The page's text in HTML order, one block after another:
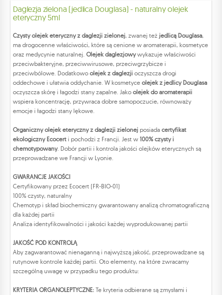
Daglezja zielona (jedlica Douglasa) - naturalny olejek
eteryczny 5ml
Czysty olejek eteryczny z daglezji zielonej, zwanej też jedlicą Douglasa,
ma drogocenne właściwości, które są cenione w aromaterapii, kosmetyce
oraz medycynie naturalnej. Olejek daglezjowywykazuje właściwości
przeciwbakteryjne, przeciwwirusowe, przeciwgrzybicze i
przeciwbólowe. Dodatkowo olejek z daglezji oczyszcza drogi
oddechowe i ułatwia oddychanie. W kosmetyce olejek z jedlicy Douglasa
oczyszcza skórę i łagodzi stany zapalne. Jako olejek do aromaterapii
wspiera koncentrację, przywraca dobre samopoczucie, równoważy
emocje i łagodzi stany lękowe.
Organiczny olejek eteryczny z daglezji zielonej posiada certyfikat
ekologiczny Ecocert i pochodzi z Francji. Jest w 100% czysty i
chemotypowany. Dobór partii i kontrola jakości olejków eterycznych są
przeprowadzane we Francji w Lyonie.
GWARANCJE JAKOŚCI
Certyfikowany przez Ecocert (FR-BIO-01)
100% czysty, naturalny
Chemotyp i skład biochemiczny gwarantowany analizą chromatograficzną
dla każdej partii
Analiza identyfikowalności i jakości każdej wyprodukowanej partii
JAKOŚĆ POD KONTROLĄ
Aby zagwarantować nienaganną i najwyższą jakość, przeprowadzane są
rutynowe kontrole każdej partii. Oto elementy, na które zwracamy
szczególną uwagę w przypadku tego produktu:
KRYTERIA ORGANOLEPTYCZNE: Te kryteria odbierane są zmysłami i